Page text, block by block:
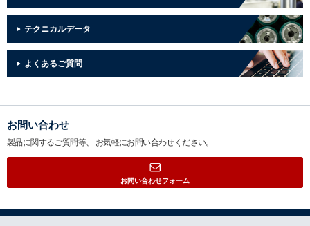
テクニカルデータ
よくあるご質問
お問い合わせ
製品に関するご質問等、 お気軽にお問い合わせください。
お問い合わせフォーム